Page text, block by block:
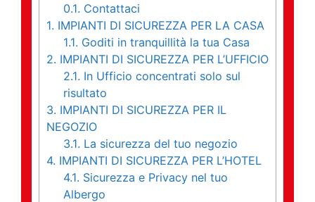
0.1. Contattaci
1. IMPIANTI DI SICUREZZA PER LA CASA
1.1. Goditi in tranquillità la tua Casa
2. IMPIANTI DI SICUREZZA PER L’UFFICIO
2.1. In Ufficio concentrati solo sul
risultato
3. IMPIANTI DI SICUREZZA PER IL
NEGOZIO
3.1. La sicurezza del tuo negozio
4. IMPIANTI DI SICUREZZA PER L’HOTEL
4.1. Sicurezza e Privacy nel tuo
Albergo